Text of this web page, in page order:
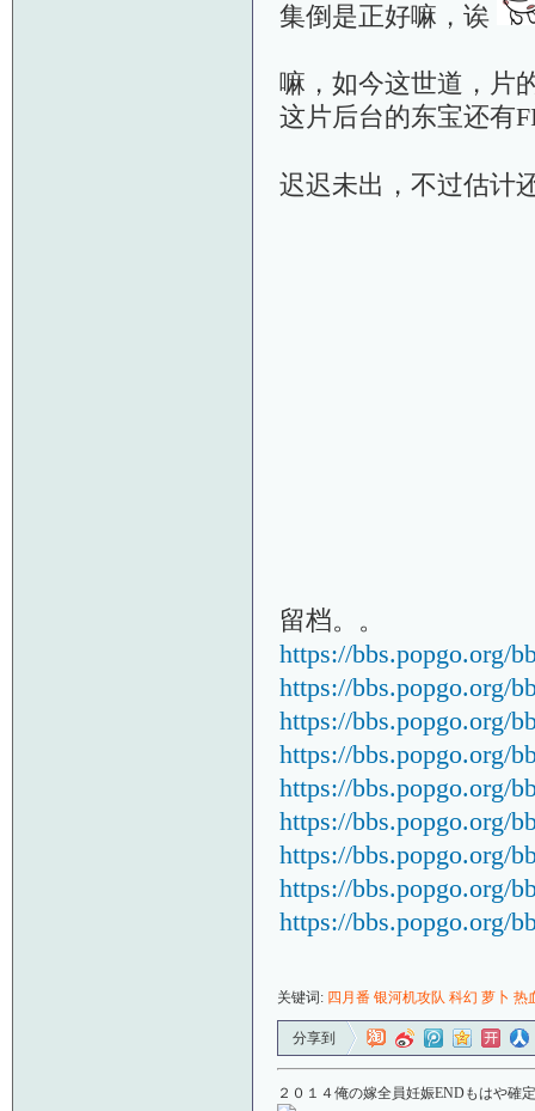
集倒是正好嘛，诶
嘛，如今这世道，片
这片后台的东宝还有
迟迟未出，不过估计
留档。。
https://bbs.popgo.org/
https://bbs.popgo.org/
https://bbs.popgo.org/
https://bbs.popgo.org/
https://bbs.popgo.org/
https://bbs.popgo.org/
https://bbs.popgo.org/
https://bbs.popgo.org/
https://bbs.popgo.org/
关键词: 四月番 银河机攻队 科幻 萝卜 热
分享到
２０１４俺の嫁全員妊娠ENDもはや確